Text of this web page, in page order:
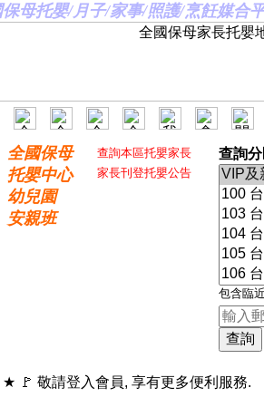
保母托嬰/月子/家事/照護/烹飪媒合
全國保母
托嬰中心
幼兒園
安親班
查詢本區托嬰家長
家長刊登托嬰公告
查詢
包含臨
★ 🚩 敬請登入會員, 享有更多便利服務.